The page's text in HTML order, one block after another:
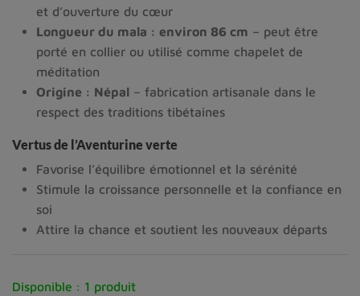
et d’ouverture du cœur
Longueur du mala : environ 86 cm – peut être
porté en collier ou utilisé comme chapelet de
méditation
Origine : Népal – fabrication artisanale dans le
respect des traditions tibétaines
Vertus de l’Aventurine verte
Favorise l’équilibre émotionnel et la sérénité
Stimule la croissance personnelle et la confiance en
soi
Attire la chance et soutient les nouveaux départs
Disponible : 1 produit